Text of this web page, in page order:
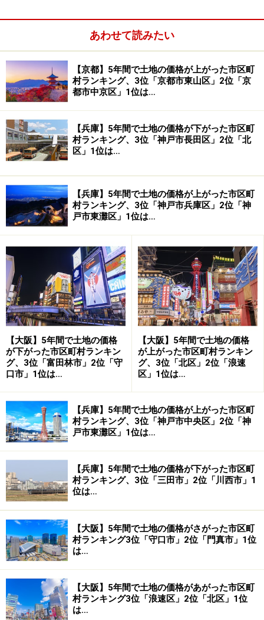
のが特徴。この3つの市で、2年連続ベスト3を占めてい
ます。
【住みよさランキング・関西トップ10】
（東洋経済新報社「都市データパック2005年版」より抜粋）
関西順位 全国順位 都市名 都道府県名 前年順位
1位
1位 栗東市 滋賀県
3位
2位
5位 長浜市 滋賀県
4位
3位
15位 朝来市 兵庫県
－
4位
20位 守山市 滋賀県
26位
5位
35位 大阪市 大阪府
47位
6位
38位 三田市 兵庫県
7位
47位 箕面市 大阪府
83位
50位 草津市 滋賀県
57位
9位
60位
関西ベスト10のうち半分が滋賀県
あわせて読みたい
【京都】5年間で土地の価格が上がった市区町
村ランキング、3位「京都市東山区」2位「京
都市中京区」1位は…
【兵庫】5年間で土地の価格が下がった市区町
村ランキング、3位「神戸市長田区」2位「北
区」1位は…
【兵庫】5年間で土地の価格が上がった市区町
村ランキング、3位「神戸市兵庫区」2位「神
戸市東灘区」1位は…
【大阪】5年間で土地の価格
が下がった市区町村ランキン
グ、3位「富田林市」2位「守
口市」1位は…
【大阪】5年間で土地の価格
が上がった市区町村ランキン
グ、3位「北区」2位「浪速
区」1位は…
【兵庫】5年間で土地の価格が上がった市区町
村ランキング、3位「神戸市中央区」2位「神
戸市東灘区」1位は…
【兵庫】5年間で土地の価格が下がった市区町
村ランキング、3位「三田市」2位「川西市」1
位は…
【大阪】5年間で土地の価格がさがった市区町
村ランキング3位「守口市」2位「門真市」1位
は…
【大阪】5年間で土地の価格があがった市区町
村ランキング3位「浪速区」2位「北区」1位
は…